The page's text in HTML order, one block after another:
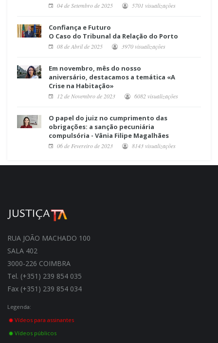
04 de Setembro de 2025 5701 visualizações
Confiança e Futuro
O Caso do Tribunal da Relação do Porto
08 de Abril de 2025 3970 visualizações
Em novembro, mês do nosso
aniversário, destacamos a temática «A
Crise na Habitação»
12 de Novembro de 2023 6082 visualizações
O papel do juiz no cumprimento das
obrigações: a sanção pecuniária
compulsória - Vânia Filipe Magalhães
06 de Fevereiro de 2023 8143 visualizações
RUA JOÃO MACHADO 100
SALA 402
3000-226 COIMBRA
Tel. (+351) 239 854 035
Fax (+351) 239 854 034
Legenda:
Vídeos para assinantes
Vídeos públicos